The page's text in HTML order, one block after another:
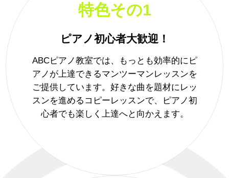
特色その1
ピアノ初心者大歓迎！
ABCピアノ教室では、もっとも効率的にピ
アノが上達できるマンツーマンレッスンを
ご提供しています。好きな曲を題材にレッ
スンを進めるコピーレッスンで、ピアノ初
心者でも楽しく上達へと向かえます。